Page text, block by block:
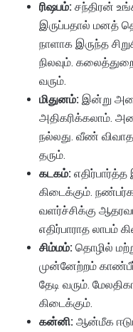
ரிஷபம்: சந்திரன்
இருப்பதால் மனத்
நாளாக இருந்த
நிலவும்.
வரும்.
மிதுனம்: இன்று
அதிகரிக்கலாம்.
நல்லது. வீண்
தரும்.
கடகம்:
கிடைக்கும்.
வளர்ச்சிக்கு
எதிர்பாராத லாபம்
சிம்மம்: தொழில்
முன்னேற்றம்
தேடி வரும்.
கிடைக்கும்.
கன்னி: ஆன்மீக